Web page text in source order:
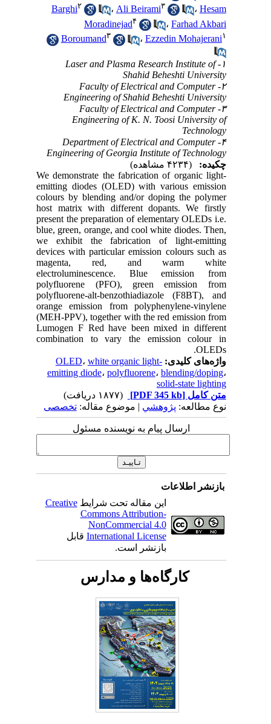
Barghi۲ ،Ali Beirami۳ ،Hesam
Moradinejad۴ ،Farhad Akbari
Boroumand۳ ،Ezzedin Mohajerani
۱- Laser and Plasma Research Institute of
Shahid Beheshti University
۲- Faculty of Electrical and Computer
Engineering of Shahid Beheshti University
۳- Faculty of Electrical and Computer
Engineering of K. N. Toosi University of
Technology
۴- Department of Electrical and Computer
Engineering of Georgia Institute of Technology
چکیده:
We demonstrate the fabrication of organic light-
emitting diodes (OLED) with various emission
colours by blending and/or doping the polymer
host matrix with different dopants. We firstly
present the preparation of elementary OLEDs i.e.
blue, green, orange, and cool white diodes. Then,
we exhibit the fabrication of light-emitting
devices with particular emission colours such as
magenta, red, and warm white
electroluminescence. Blue emission from
polyfluorene (PFO), green emission from
polyfluorene-alt-benzothiadiazole (F8BT), and
orange emission from polyphenylene-vinylene
(MEH-PPV), together with the red emission from
Lumogen F Red have been mixed in different
combination to vary the emission colour in
OLEDs.
واژه‌های کلیدی:
OLED،white organic light-
emitting diode،polyfluorene،blending/doping
solid-state lighting
متن کامل[PDF 345 kb]
نوع مطالعه:پژوهشي| موضوع مقاله:تخصصی
ارسال پیام به نویسنده مسئول
بازنشر اطلاعات
این مقاله تحت شرایطCreative
Commons Attribution-
NonCommercial 4.0
International Licenseقابل
بازنشر است.
کارگاه‌ها و مدارس